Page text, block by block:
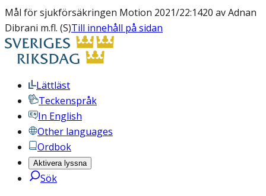
Mål för sjukförsäkringen Motion 2021/22:1420 av Adnan
Dibrani m.fl. (S)Till innehåll på sidan
Lättläst
Teckenspråk
In English
Other languages
Ordbok
Aktivera lyssna
Sök